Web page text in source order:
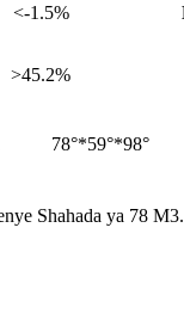
<-1.5%
>45.2%
78°*59°*98°
Shahada ya 78